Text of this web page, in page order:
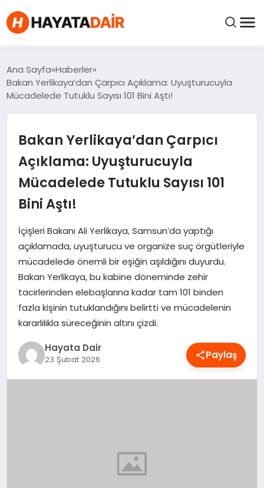
FIYATLAR
HABERLER
İNCELEMELER
KRIPTO PARALAR
KIMDIR?
NEDIR?
OYUN
RÜYA TABIRLERI
SAĞLIK
TEKNOLOJI
Ana Sayfa Haberler
Bakan Yerlikaya’dan Çarpıcı Açıklama: Uyuşturucuyla
Mücadelede Tutuklu Sayısı 101 Bini Aştı!
Bakan Yerlikaya’dan Çarpıcı
Açıklama: Uyuşturucuyla
Mücadelede Tutuklu Sayısı 101
Bini Aştı!
İçişleri Bakanı Ali Yerlikaya, Samsun’da yaptığı
açıklamada, uyuşturucu ve organize suç örgütleriyle
mücadelede önemli bir eşiğin aşıldığını duyurdu.
Bakan Yerlikaya, bu kabine döneminde zehir
tacirlerinden elebaşlarına kadar tam 101 binden
fazla kişinin tutuklandığını belirtti ve mücadelenin
kararlılıkla süreceğinin altını çizdi.
Hayata Dair
23 Şubat 2026 Paylaş